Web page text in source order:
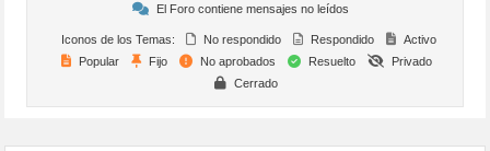
El Foro contiene mensajes no leídos
Iconos de los Temas: No respondido Respondido
Activo
Popular
Fijo No aprobados Resuelto
Privado
Cerrado